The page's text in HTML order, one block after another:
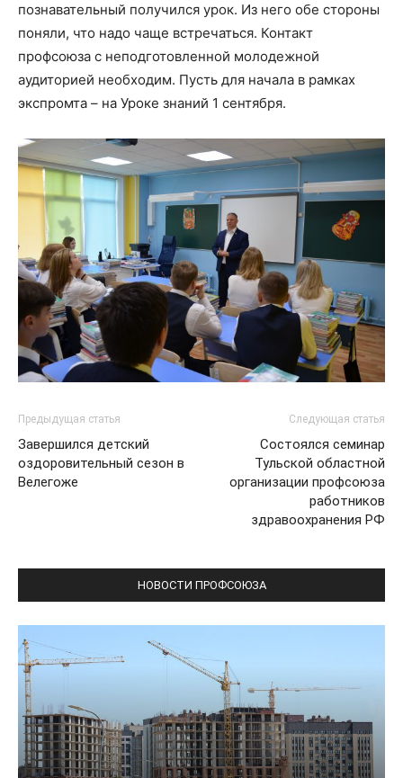
познавательный получился урок. Из него обе стороны
поняли, что надо чаще встречаться. Контакт
профсоюза с неподготовленной молодежной
аудиторией необходим. Пусть для начала в рамках
экспромта – на Уроке знаний 1 сентября.
Предыдущая статья
Завершился детский
оздоровительный сезон в
Велегоже
Следующая статья
Состоялся семинар
Тульской областной
организации профсоюза
работников
здравоохранения РФ
НОВОСТИ ПРОФСОЮЗА